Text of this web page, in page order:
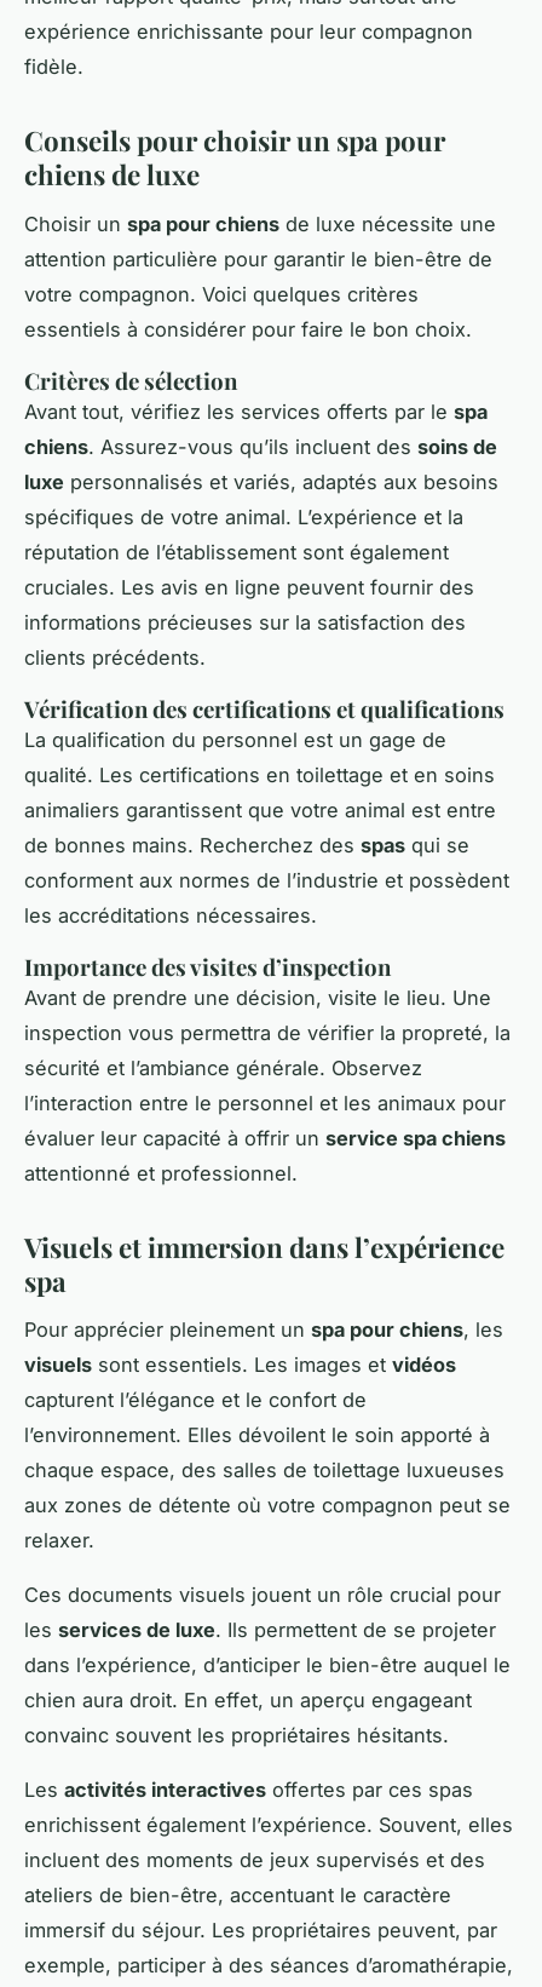
expérience enrichissante pour leur compagnon
fidèle.
Conseils pour choisir un spa pour
chiens de luxe
Choisir un spa pour chiens de luxe nécessite une
attention particulière pour garantir le bien-être de
votre compagnon. Voici quelques critères
essentiels à considérer pour faire le bon choix.
Critères de sélection
Avant tout, vérifiez les services offerts par le spa
chiens. Assurez-vous qu’ils incluent des soins de
luxe personnalisés et variés, adaptés aux besoins
spécifiques de votre animal. L’expérience et la
réputation de l’établissement sont également
cruciales. Les avis en ligne peuvent fournir des
informations précieuses sur la satisfaction des
clients précédents.
Vérification des certifications et qualifications
La qualification du personnel est un gage de
qualité. Les certifications en toilettage et en soins
animaliers garantissent que votre animal est entre
de bonnes mains. Recherchez des spas qui se
conforment aux normes de l’industrie et possèdent
les accréditations nécessaires.
Importance des visites d’inspection
Avant de prendre une décision, visite le lieu. Une
inspection vous permettra de vérifier la propreté, la
sécurité et l’ambiance générale. Observez
l’interaction entre le personnel et les animaux pour
évaluer leur capacité à offrir un service spa chiens
attentionné et professionnel.
Visuels et immersion dans l’expérience
spa
Pour apprécier pleinement un spa pour chiens, les
visuels sont essentiels. Les images et vidéos
capturent l’élégance et le confort de
l’environnement. Elles dévoilent le soin apporté à
chaque espace, des salles de toilettage luxueuses
aux zones de détente où votre compagnon peut se
relaxer.
Ces documents visuels jouent un rôle crucial pour
les services de luxe. Ils permettent de se projeter
dans l’expérience, d’anticiper le bien-être auquel le
chien aura droit. En effet, un aperçu engageant
convainc souvent les propriétaires hésitants.
Les activités interactives offertes par ces spas
enrichissent également l’expérience. Souvent, elles
incluent des moments de jeux supervisés et des
ateliers de bien-être, accentuant le caractère
immersif du séjour. Les propriétaires peuvent, par
exemple, participer à des séances d’aromathérapie,